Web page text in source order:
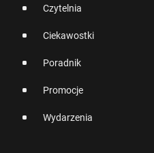
Czytelnia
Ciekawostki
Poradnik
Promocje
Wydarzenia